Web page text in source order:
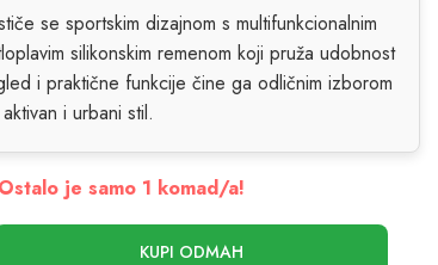
se sportskim dizajnom s multifunkcionalnim
silikonskim remenom koji pruža udobnost
i praktične funkcije čine ga odličnim izborom
i urbani stil.
Ostalo je samo 1 komad/a!
KUPI ODMAH